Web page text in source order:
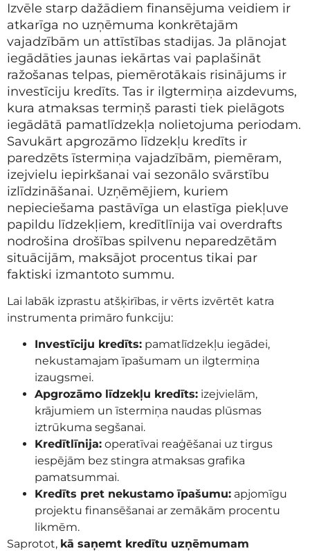
Izvēle starp dažādiem finansējuma veidiem ir
atkarīga no uzņēmuma konkrētajām
vajadzībām un attīstības stadijas. Ja plānojat
iegādāties jaunas iekārtas vai paplašināt
ražošanas telpas, piemērotākais risinājums ir
investīciju kredīts. Tas ir ilgtermiņa aizdevums,
kura atmaksas termiņš parasti tiek pielāgots
iegādātā pamatlīdzekļa nolietojuma periodam.
Savukārt apgrozāmo līdzekļu kredīts ir
paredzēts īstermiņa vajadzībām, piemēram,
izejvielu iepirkšanai vai sezonālo svārstību
izlīdzināšanai. Uzņēmējiem, kuriem
nepieciešama pastāvīga un elastīga piekļuve
papildu līdzekļiem, kredītlīnija vai overdrafts
nodrošina drošības spilvenu neparedzētām
situācijām, maksājot procentus tikai par
faktiski izmantoto summu.
Lai labāk izprastu atšķirības, ir vērts izvērtēt katra
instrumenta primāro funkciju:
Investīciju kredīts: pamatlīdzekļu iegādei,
nekustamajam īpašumam un ilgtermiņa
izaugsmei.
Apgrozāmo līdzekļu kredīts: izejvielām,
krājumiem un īstermiņa naudas plūsmas
iztrūkuma segšanai.
Kredītlīnija: operatīvai reaģēšanai uz tirgus
iespējām bez stingra atmaksas grafika
pamatsummai.
Kredīts pret nekustamo īpašumu: apjomīgu
projektu finansēšanai ar zemākām procentu
likmēm.
Saprotot, kā saņemt kredītu uzņēmumam